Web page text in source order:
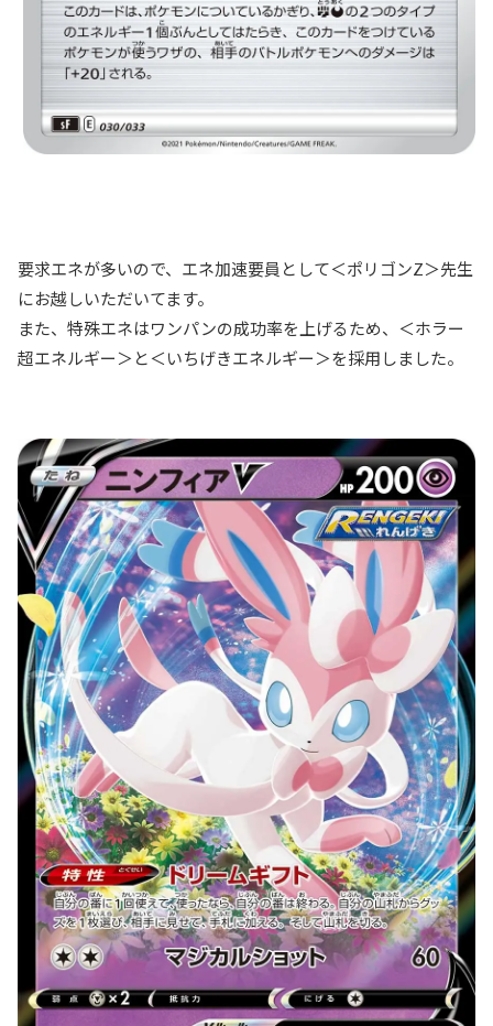
要求エネが多いので、エネ加速要員として＜ポリゴンZ＞先生
にお越しいただいてます。
また、特殊エネはワンパンの成功率を上げるため、＜ホラー
超エネルギー＞と＜いちげきエネルギー＞を採用しました。